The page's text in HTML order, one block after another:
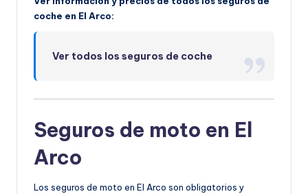
coche en El Arco:
Ver todos los seguros de coche
Seguros de moto en El
Arco
Los seguros de moto en El Arco son obligatorios y